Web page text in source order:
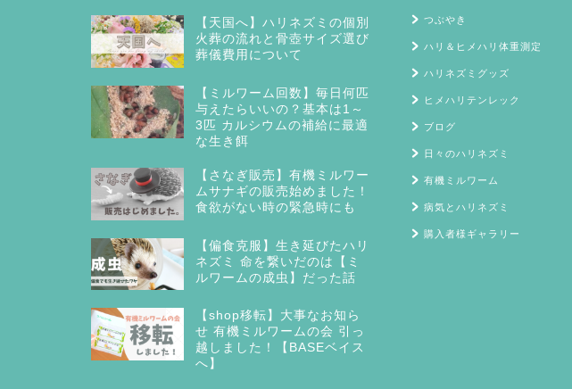
【天国へ】ハリネズミの個別
火葬の流れと骨壺サイズ選び
葬儀費用について
【ミルワーム回数】毎日何匹
与えたらいいの？基本は1～
3匹 カルシウムの補給に最適
な生き餌
【さなぎ販売】有機ミルワー
ムサナギの販売始めました！
食欲がない時の緊急時にも
【偏食克服】生き延びたハリ
ネズミ 命を繋いだのは【ミ
ルワームの成虫】だった話
【shop移転】大事なお知ら
せ 有機ミルワームの会 引っ
越しました！【BASEベイス
へ】
つぶやき
ハリ＆ヒメハリ体重測定
ハリネズミグッズ
ヒメハリテンレック
ブログ
日々のハリネズミ
有機ミルワーム
病気とハリネズミ
購入者様ギャラリー